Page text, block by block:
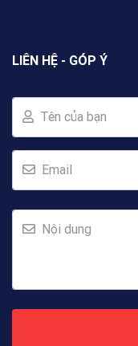
LIÊN HỆ - GÓP Ý
Tên của bạn
Email
Nội dung